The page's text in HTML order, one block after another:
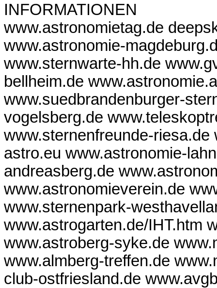
INFORMATIONEN
www.astronomietag.de
www.astronomie-
www.sternwarte-hh.de
bellheim.de
www.suedbrandenburger-
vogelsberg.de
www.sternenfreunde-
astro.eu www.astronomie-
andreasberg.de
www.astronomieverein.de
www.sternenpark-
www.astrogarten.de/IHT.htm
www.astroberg-syke.de
www.almberg-treffen.de
club-ostfriesland.de